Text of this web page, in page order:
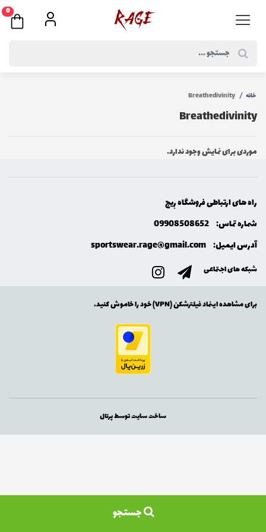
0
خانه Breathedivinity
Breathedivinity
موردی برای نمایش وجود ندارد.
راه های ارتباطی فروشگاه رِيج
شماره تماس: 09908508652
آدرس ایمیل: sportswear.rage@gmail.com
شبکه های اجتماعی
برای مشاهده اینماد فیلترشکن (VPN) خود را خاموش کنید.
ساخت سایت توسطپرتال